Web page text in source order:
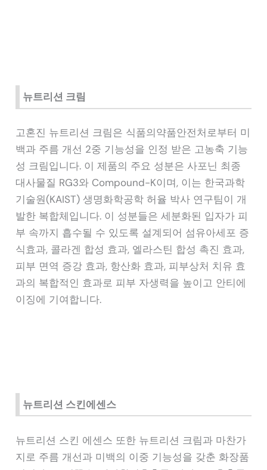
뉴트리션 크림
고혼진 뉴트리션 크림은 식품의약품안전처로부터 미
백과 주름 개선 2중 기능성을 인정 받은 고농축 기능
성 크림입니다. 이 제품의 주요 성분은 사포닌 최종
대사물질 RG3와 Compound-K이며, 이는 한국과학
기술원(KAIST) 생명화학공학 허율 박사 연구팀이 개
발한 복합체입니다. 이 성분들은 세분화된 입자가 피
부 속까지 흡수될 수 있도록 설계되어 섬유아세포 증
식효과, 콜라겐 합성 효과, 엘라스틴 합성 촉진 효과,
피부 면역 증강 효과, 항산화 효과, 피부상처 치유 효
과의 복합적인 효과로 피부 자생력을 높이고 안티에
이징에 기여합니다.
뉴트리션 스킨에센스
뉴트리션 스킨 에센스 또한 뉴트리션 크림과 마찬가
지로 주름 개선과 미백의 이중 기능성을 갖춘 화장품